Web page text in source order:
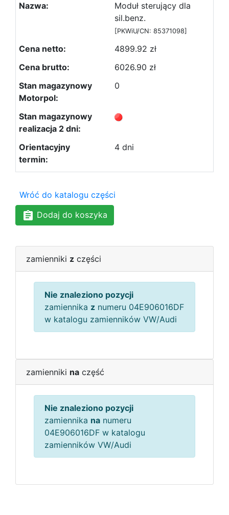
Moduł sterujący dla
sil.benz.
[PKWiU/CN: 85371098]
4899.92 zł
6026.90 zł
0
4 dni
Wróć do katalogu części
Dodaj do koszyka
zamienniki z części
Nie znaleziono pozycji
zamiennika z numeru 04E906016DF
w katalogu zamienników VW/Audi
zamienniki na część
Nie znaleziono pozycji
zamiennika na numeru
04E906016DF w katalogu
zamienników VW/Audi